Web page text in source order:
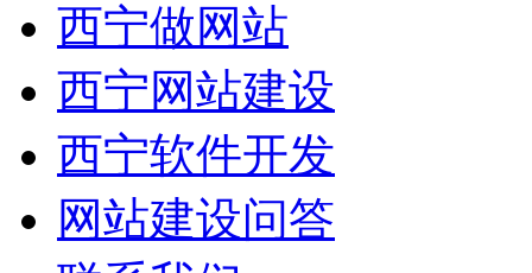
西宁做网站
西宁网站建设
西宁软件开发
网站建设问答